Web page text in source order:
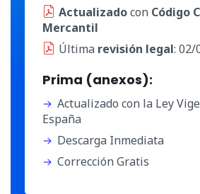
Actualizadocon Código
Mercantil
Última revisión legal: 02/
Prima (anexos):
Actualizado con la Ley
España
Descarga Inmediata
Corrección Gratis